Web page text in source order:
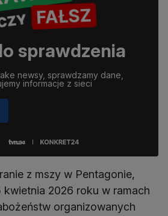
sprawdzenia
newsy, sprawdzamy dane,
informacje z sieci
z mszy w Pentagonie,
kwietnia 2026 roku w ramach
organizowanych